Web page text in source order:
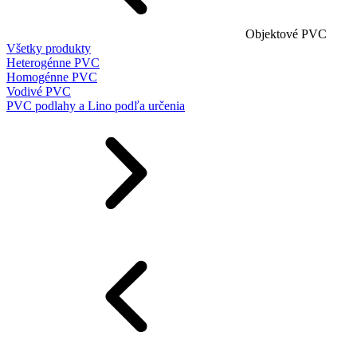
Objektové PVC
Všetky produkty
Heterogénne PVC
Homogénne PVC
Vodivé PVC
PVC podlahy a Lino podľa určenia